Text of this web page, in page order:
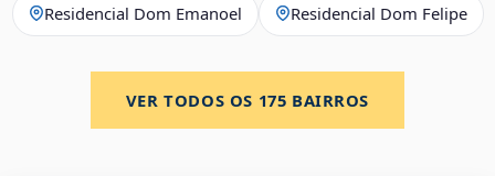
Residencial Dom Emanoel Residencial Dom Felipe
VER TODOS OS 175 BAIRROS